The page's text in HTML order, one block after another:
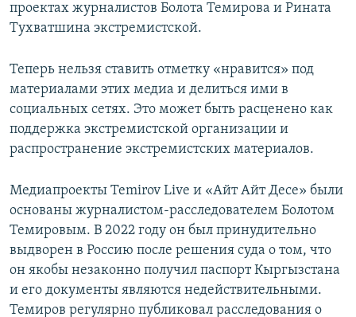
проектах журналистов Болота Темирова и Рината
Тухватшина экстремистской.
Теперь нельзя ставить отметку «нравится» под
материалами этих медиа и делиться ими в
социальных сетях. Это может быть расценено как
поддержка экстремистской организации и
распространение экстремистских материалов.
Медиапроекты Temirov Live и «Айт Айт Десе» были
основаны журналистом-расследователем Болотом
Темировым. В 2022 году он был принудительно
выдворен в Россию после решения суда о том, что
он якобы незаконно получил паспорт Кыргызстана
и его документы являются недействительными.
Темиров регулярно публиковал расследования о